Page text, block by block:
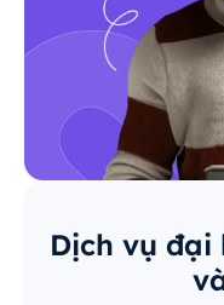
Dịch vụ đại